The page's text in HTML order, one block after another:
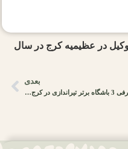
وکیل در عظیمیه کرج در سال
بعدی
معرفی 3 باشگاه برتر تیراندازی در کرج |خدمات +شماره تماس+آدرس|